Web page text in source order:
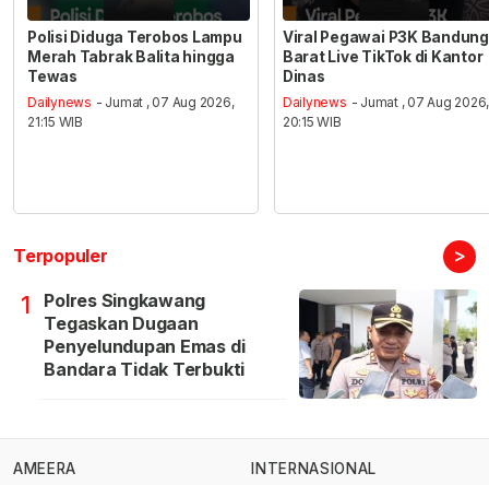
Polisi Diduga Terobos Lampu
Merah Tabrak Balita hingga
Tewas
Dailynews - Jumat , 07 Aug 2026,
21:15 WIB
Viral Pegawai P3K Bandung
Barat Live TikTok di Kantor
Dinas
Dailynews - Jumat , 07 Aug 2026,
20:15 WIB
Terpopuler >
1
Polres Singkawang
Tegaskan Dugaan
Penyelundupan Emas di
Bandara Tidak Terbukti
AMEERA INTERNASIONAL